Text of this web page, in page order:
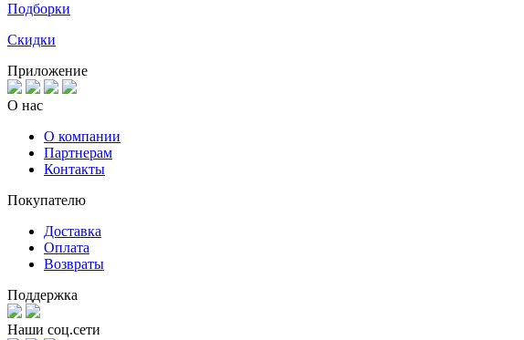
Подборки
Скидки
Приложение
О нас
О компании
Партнерам
Контакты
Покупателю
Доставка
Оплата
Возвраты
Поддержка
Наши соц.сети